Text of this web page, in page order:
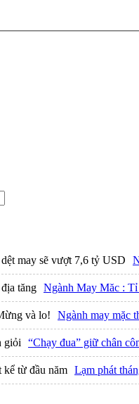
Ngành May Măc :
Ngành may mặc
“Chạy đua” giữ chân
Lạm phát